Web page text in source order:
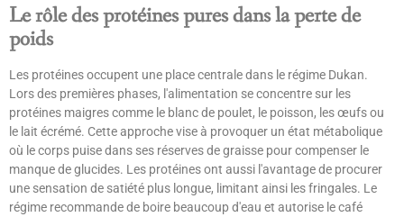
Le rôle des protéines pures dans la perte de
poids
Les protéines occupent une place centrale dans le régime Dukan.
Lors des premières phases, l'alimentation se concentre sur les
protéines maigres comme le blanc de poulet, le poisson, les œufs ou
le lait écrémé. Cette approche vise à provoquer un état métabolique
où le corps puise dans ses réserves de graisse pour compenser le
manque de glucides. Les protéines ont aussi l'avantage de procurer
une sensation de satiété plus longue, limitant ainsi les fringales. Le
régime recommande de boire beaucoup d'eau et autorise le café